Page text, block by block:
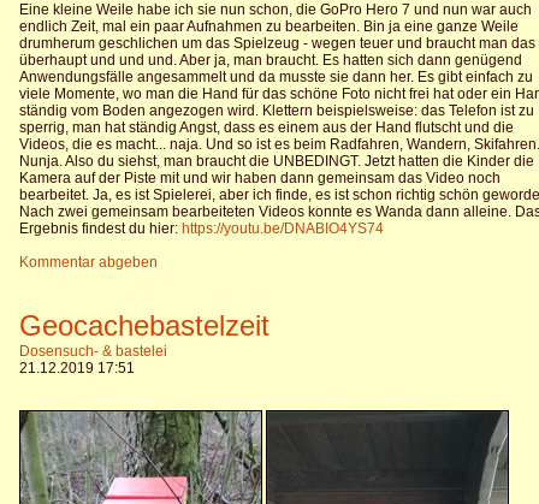
Eine kleine Weile habe ich sie nun schon, die GoPro Hero 7 und nun war auch
endlich Zeit, mal ein paar Aufnahmen zu bearbeiten. Bin ja eine ganze Weile
drumherum geschlichen um das Spielzeug - wegen teuer und braucht man das
überhaupt und und und. Aber ja, man braucht. Es hatten sich dann genügend
Anwendungsfälle angesammelt und da musste sie dann her. Es gibt einfach zu
viele Momente, wo man die Hand für das schöne Foto nicht frei hat oder ein
ständig vom Boden angezogen wird. Klettern beispielsweise: das Telefon ist zu
sperrig, man hat ständig Angst, dass es einem aus der Hand flutscht und die
Videos, die es macht... naja. Und so ist es beim Radfahren, Wandern,
Nunja. Also du siehst, man braucht die UNBEDINGT. Jetzt hatten die Kinder die
Kamera auf der Piste mit und wir haben dann gemeinsam das Video noch
bearbeitet. Ja, es ist Spielerei, aber ich finde, es ist schon richtig schön
Nach zwei gemeinsam bearbeiteten Videos konnte es Wanda dann alleine.
Ergebnis findest du hier: https://youtu.be/DNABIO4YS74
Kommentar abgeben
Geocachebastelzeit
Dosensuch- & bastelei
21.12.2019 17:51